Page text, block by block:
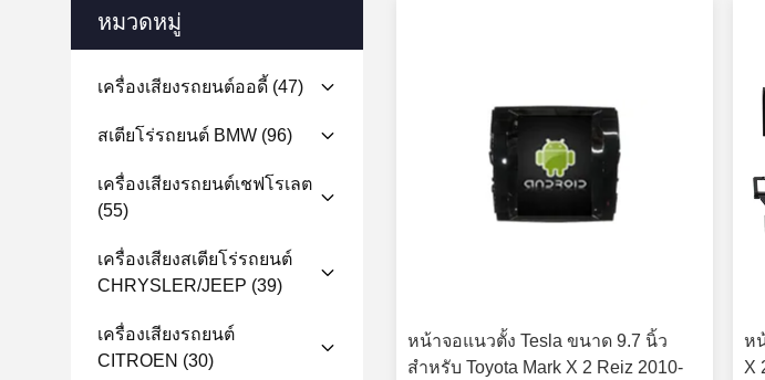
หมวดหมู่
เครื่องเสียงรถยนต์ออดี้ (47)
สเตียโร่รถยนต์ BMW (96)
เครื่องเสียงรถยนต์เชฟโรเลต
(55)
เครื่องเสียงสเตียโร่รถยนต์
CHRYSLER/JEEP (39)
เครื่องเสียงรถยนต์
CITROEN (30)
หน้าจอแนวตั้ง Tesla ขนาด 9.7 นิ้ว
สำหรับ Toyota Mark X 2 Reiz 2010-
ห
X